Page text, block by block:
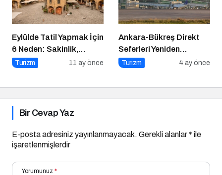
Eylülde Tatil Yapmak İçin
6 Neden: Sakinlik,
Ekonomi ve Keyif Bir
Turizm 11 ay önce
Ankara-Bükreş Direkt
Seferleri Yeniden
Başladı!
Turizm 4 ay önce
Bir Cevap Yaz
E-posta adresiniz yayınlanmayacak. Gerekli alanlar* ile
işaretlenmişlerdir
Yorumunuz *